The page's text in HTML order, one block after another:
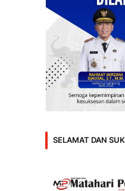
SELAMAT DAN